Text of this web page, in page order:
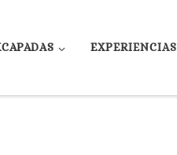
EXPERIENCIAS